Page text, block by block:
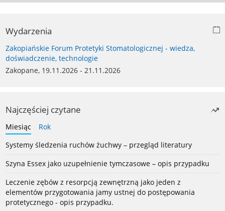
Wydarzenia
Zakopiańskie Forum Protetyki Stomatologicznej - wiedza,
doświadczenie, technologie
Zakopane, 19.11.2026 - 21.11.2026
Najczęściej czytane
Miesiąc
Rok
Systemy śledzenia ruchów żuchwy – przegląd literatury
Szyna Essex jako uzupełnienie tymczasowe – opis przypadku
Leczenie zębów z resorpcją zewnętrzną jako jeden z
elementów przygotowania jamy ustnej do postępowania
protetycznego - opis przypadku.